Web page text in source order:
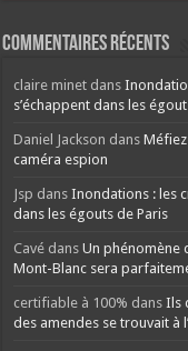
Commentaires récents
claire minet dans
s’échappent dans les
Daniel Jackson dans
caméra espion
Jsp dansInondations : les
dans les égouts de Paris
Cavé dansUn phénomène
Mont-Blanc sera
certifiable à 100% dansIls
des amendes se trouvait à